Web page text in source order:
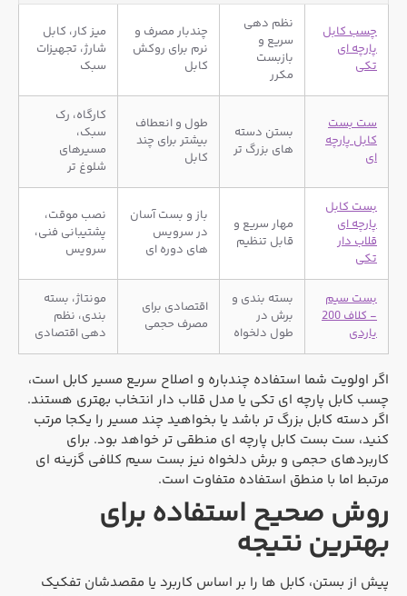
چسب کابل
پارچه ای
تکی
نظم دهی
سریع و
بازبست
مکرر
چندبار مصرف و
نرم برای روکش
کابل
میز کار، کابل
شارژ، تجهیزات
سبک
ست بست
کابل پارچه
ای
بستن دسته
های بزرگ تر
طول و انعطاف
بیشتر برای چند
کابل
کارگاه، رک
سبک،
مسیرهای
شلوغ تر
بست کابل
پارچه ای
قلاب دار
تکی
مهار سریع و
قابل تنظیم
باز و بست آسان
در سرویس
های دوره ای
نصب موقت،
پشتیبانی فنی،
سرویس
بست سیم
- کلاف 200
یاردی
بسته بندی و
برش در
طول دلخواه
اقتصادی برای
مصرف حجمی
مونتاژ، بسته
بندی، نظم
دهی اقتصادی
اگر اولویت شما استفاده چندباره و اصلاح سریع مسیر کابل است،
چسب کابل پارچه ای تکی یا مدل قلاب دار انتخاب بهتری هستند.
اگر دسته کابل بزرگ تر باشد یا بخواهید چند مسیر را یکجا مرتب
کنید، ست بست کابل پارچه ای منطقی تر خواهد بود. برای
کاربردهای حجمی و برش دلخواه نیز بست سیم کلافی گزینه ای
مرتبط اما با منطق استفاده متفاوت است.
روش صحیح استفاده برای
بهترین نتیجه
پیش از بستن، کابل ها را بر اساس کاربرد یا مقصدشان تفکیک